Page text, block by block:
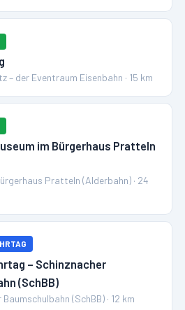
– der Eventraum Eisenbahn · 15 km
im Bürgerhaus Pratteln
Pratteln (Alderbahn) · 24
– Schinznacher
(SchBB)
Baumschulbahn (SchBB) · 12 km